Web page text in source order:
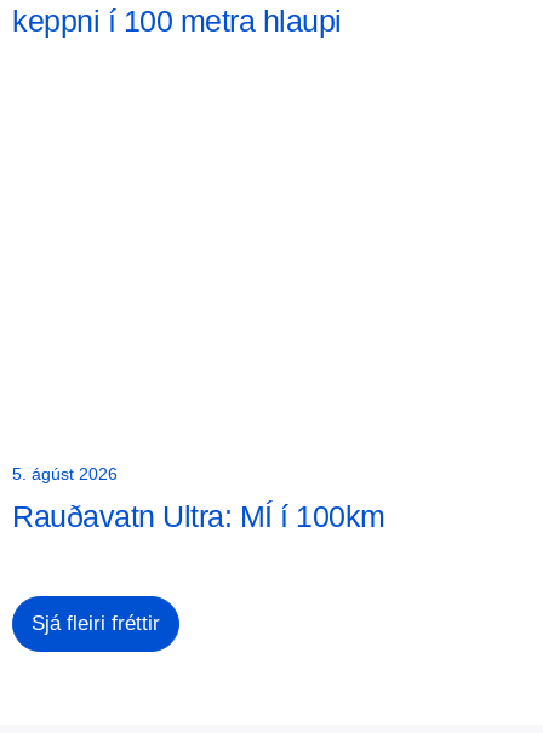
keppni í 100 metra hlaupi
5. ágúst 2026
Rauðavatn Ultra: MÍ í 100km
Sjá fleiri fréttir